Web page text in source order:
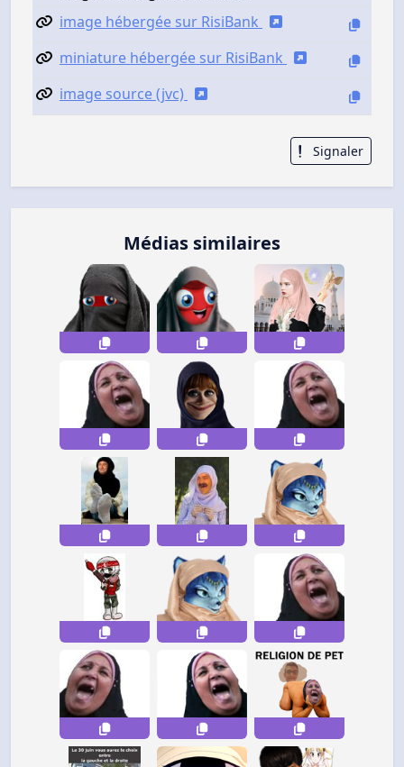
image hébergée sur RisiBank
miniature hébergée sur RisiBank
image source (jvc)
Signaler
Médias similaires